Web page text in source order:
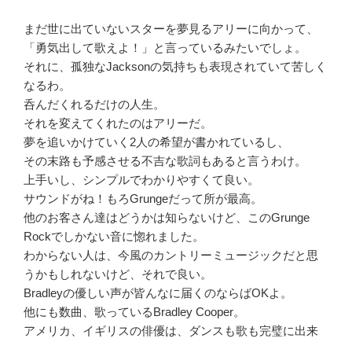
まだ世に出ていないスターを夢見るアリーに向かって、
「勇気出して歌えよ！」と言っているみたいでしょ。
それに、孤独なJacksonの気持ちも表現されていて苦しく
なるわ。
呑んだくれるだけの人生。
それを変えてくれたのはアリーだ。
夢を追いかけていく2人の希望が書かれているし、
その末路も予感させる不吉な歌詞もあると言うわけ。
上手いし、シンプルでわかりやすくて良い。
サウンドがね！もろGrungeだって所が最高。
他のお客さん達はどうかは知らないけど、このGrunge
Rockでしかない音に惚れました。
わからない人は、今風のカントリーミュージックだと思
うかもしれないけど、それで良い。
Bradleyの優しい声が皆んなに届くのならばOKよ。
他にも数曲、歌っているBradley Cooper。
アメリカ、イギリスの俳優は、ダンスも歌も完璧に出来